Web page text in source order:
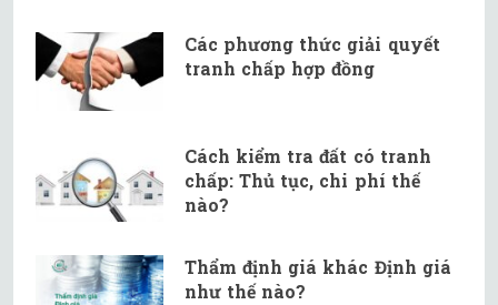
Các phương thức giải quyết
tranh chấp hợp đồng
Cách kiểm tra đất có tranh
chấp: Thủ tục, chi phí thế
nào?
Thẩm định giá khác Định giá
như thế nào?